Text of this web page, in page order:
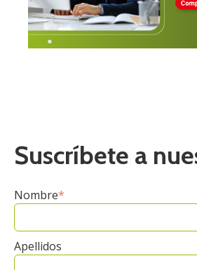
Suscríbete a
Nombre*
Apellidos